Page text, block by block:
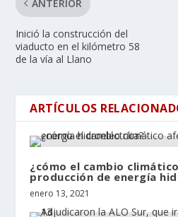
ANTERIOR
Inició la construcción del
viaducto en el kilómetro 58
de la vía al Llano
ARTÍCULOS
¿cómo el cambio
producción de energía
enero 13, 2021